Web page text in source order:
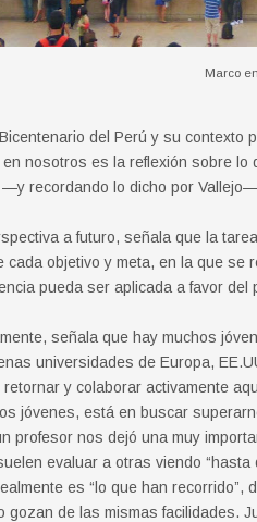
Marco
del Perú y su contexto
nosotros es la reflexión sobre lo
recordando lo dicho por
a futuro, señala que la
cada objetivo y meta, en la que se
pueda ser aplicada a favor del
señala que hay muchos
universidades de Europa,
y colaborar activamente
jóvenes, está en buscar
profesor nos dejó una muy
evaluar a otras viendo
es “lo que han recorrido”,
gozan de las mismas facilidades.